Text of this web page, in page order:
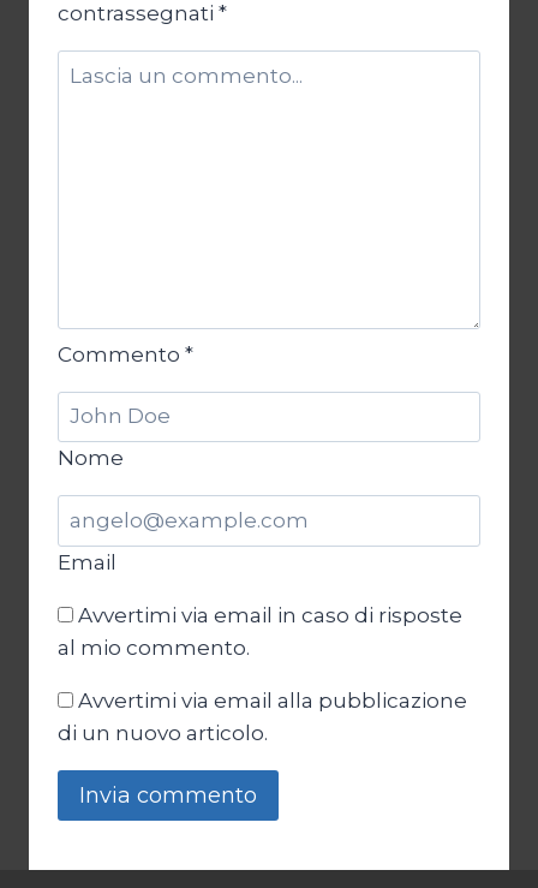
contrassegnati *
Commento *
Nome
Email
Avvertimi via email in caso di risposte
al mio commento.
Avvertimi via email alla pubblicazione
di un nuovo articolo.